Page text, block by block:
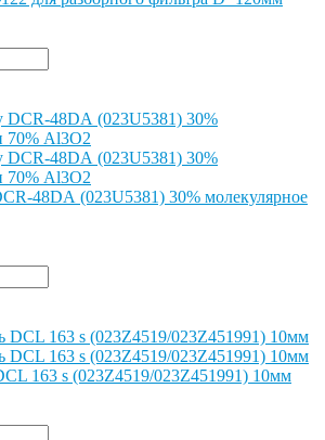
48DА (023U5381) 30% молекулярное
163 s (023Z4519/023Z451991) 10мм